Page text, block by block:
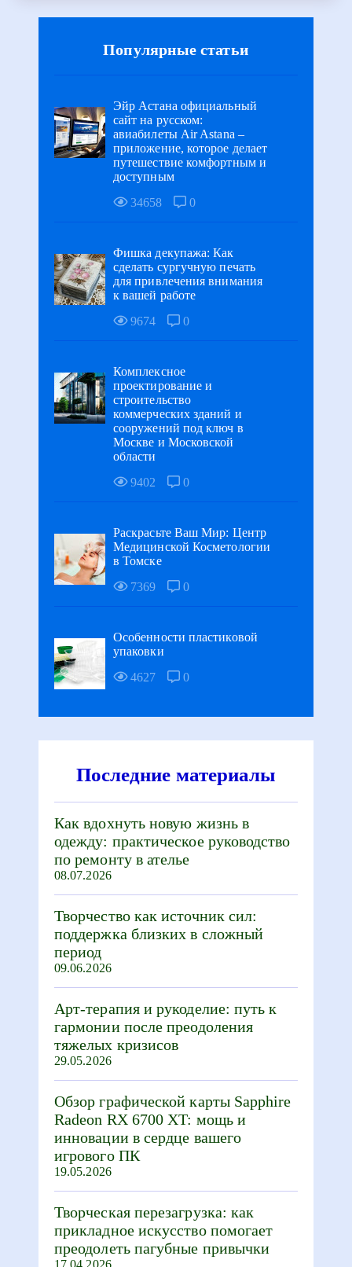
Популярные статьи
Эйр Астана официальный
сайт на русском:
авиабилеты Air Astana –
приложение, которое делает
путешествие комфортным и
доступным
34658
0
Фишка декупажа: Как
сделать сургучную печать
для привлечения внимания
к вашей работе
9674
0
Комплексное
проектирование и
строительство
коммерческих зданий и
сооружений под ключ в
Москве и Московской
области
9402
0
Раскрасьте Ваш Мир: Центр
Медицинской Косметологии
в Томске
7369
0
Особенности пластиковой
упаковки
4627
0
Последние материалы
Как вдохнуть новую жизнь в
одежду: практическое руководство
по ремонту в ателье
08.07.2026
Творчество как источник сил:
поддержка близких в сложный
период
09.06.2026
Арт-терапия и рукоделие: путь к
гармонии после преодоления
тяжелых кризисов
29.05.2026
Обзор графической карты Sapphire
Radeon RX 6700 XT: мощь и
инновации в сердце вашего
игрового ПК
19.05.2026
Творческая перезагрузка: как
прикладное искусство помогает
преодолеть пагубные привычки
17.04.2026